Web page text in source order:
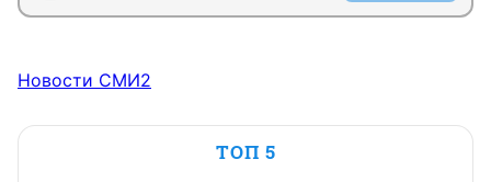
Новости СМИ2
ТОП 5